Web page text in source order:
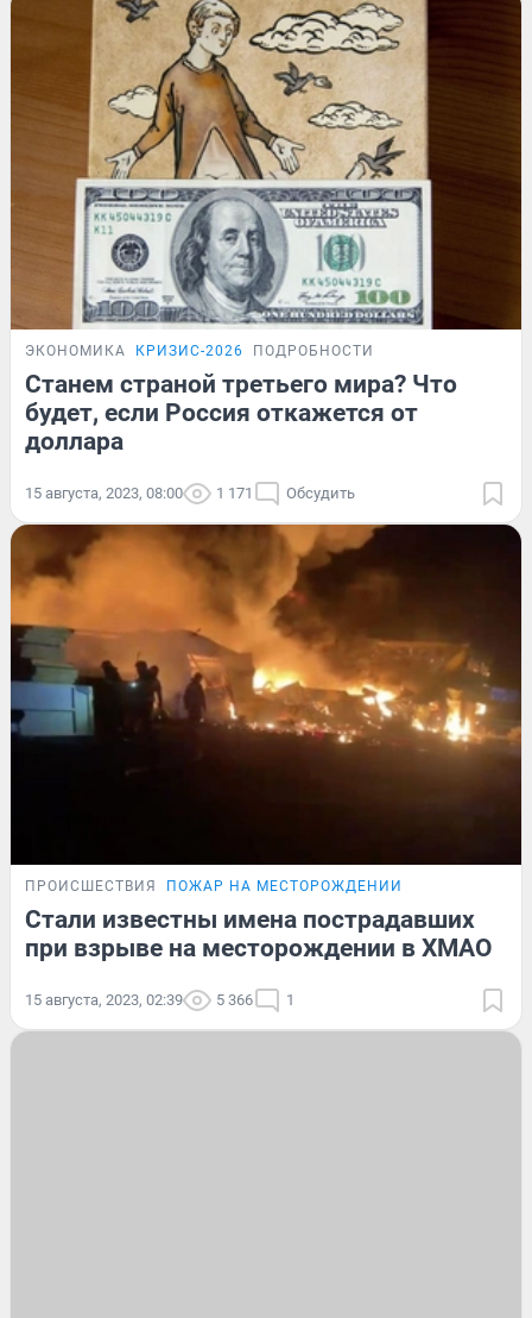
ЭКОНОМИКА КРИЗИС-2026 ПОДРОБНОСТИ
Станем страной третьего мира? Что
будет, если Россия откажется от
доллара
15 августа, 2023, 08:00 1 171 Обсудить
ПРОИСШЕСТВИЯ ПОЖАР НА МЕСТОРОЖДЕНИИ
Стали известны имена пострадавших
при взрыве на месторождении в ХМАО
15 августа, 2023, 02:39 5 366 1